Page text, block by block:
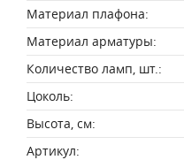
Материал плафона:
Материал арматуры:
Количество ламп, шт.:
Цоколь:
Высота, см:
Артикул: